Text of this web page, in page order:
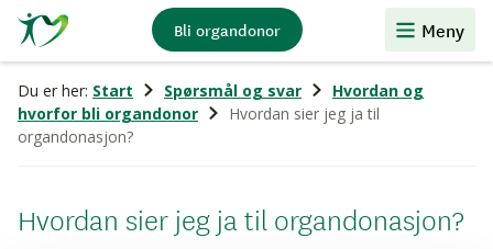
Stiftelsen
Organdonasjon
Bli organdonor Meny
Du er her: Start Spørsmål og svar
Hvordan og
hvorfor bli organdonor
Hvordan sier jeg ja til
organdonasjon?
Hvordan sier jeg ja til organdonasjon?